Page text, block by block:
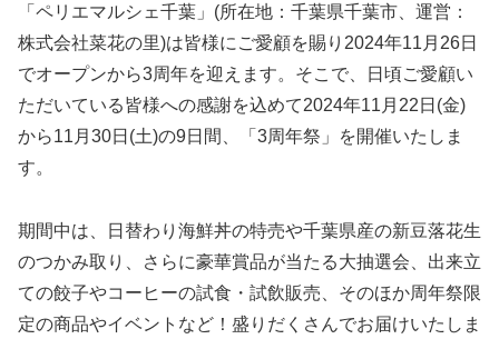
「ペリエマルシェ千葉」(所在地：千葉県千葉市、運営：
株式会社菜花の里)は皆様にご愛顧を賜り2024年11月26日
でオープンから3周年を迎えます。そこで、日頃ご愛顧い
ただいている皆様への感謝を込めて2024年11月22日(金)
から11月30日(土)の9日間、「3周年祭」を開催いたしま
す。
期間中は、日替わり海鮮丼の特売や千葉県産の新豆落花生
のつかみ取り、さらに豪華賞品が当たる大抽選会、出来立
ての餃子やコーヒーの試食・試飲販売、そのほか周年祭限
定の商品やイベントなど！盛りだくさんでお届けいたしま